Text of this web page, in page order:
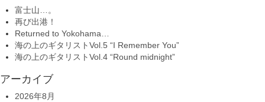
富士山…。
再び出港！
Returned to Yokohama…
海の上のギタリストVol.5 “I Remember You”
海の上のギタリストVol.4 “Round midnight”
アーカイブ
2026年8月